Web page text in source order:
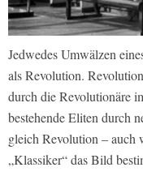
Jedwedes Umwälzen
als Revolution.
durch die Revolutionäre
bestehende Eliten durch
gleich Revolution – auch
„Klassiker“ das Bild